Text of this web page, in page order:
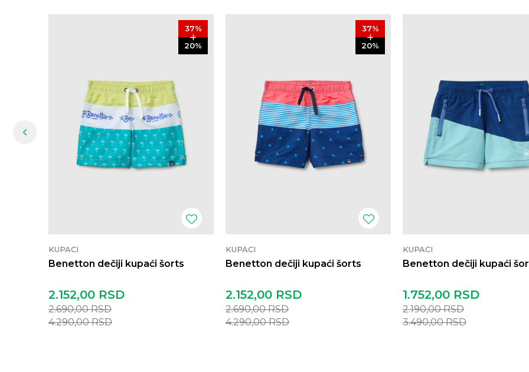
37%
20%
KUPACI
Benetton dečiji kupaći šorts
2.152,00 RSD
2.690,00RSD
4.290,00RSD
37%
20%
KUPACI
Benetton dečiji kupaći šorts
2.152,00 RSD
2.690,00RSD
4.290,00RSD
KUPACI
Benetton dečiji kupaći
1.752,00 RSD
2.190,00RSD
3.490,00RSD